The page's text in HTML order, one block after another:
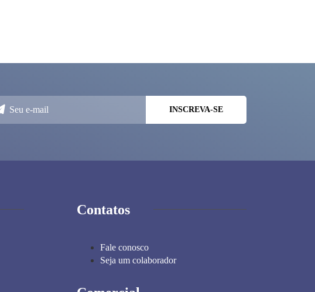
Contatos
Fale conosco
Seja um colaborador